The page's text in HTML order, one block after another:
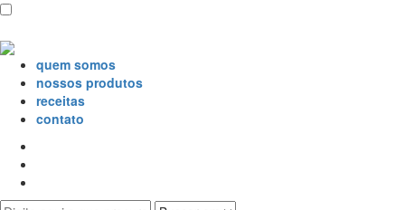
quem somos
nossos produtos
receitas
contato